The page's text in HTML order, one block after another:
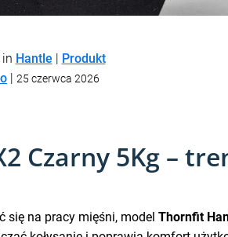
Hantle | Produkt
| 25 czerwca 2026
Czarny 5Kg –
się na pracy mięśni, model Thornfit